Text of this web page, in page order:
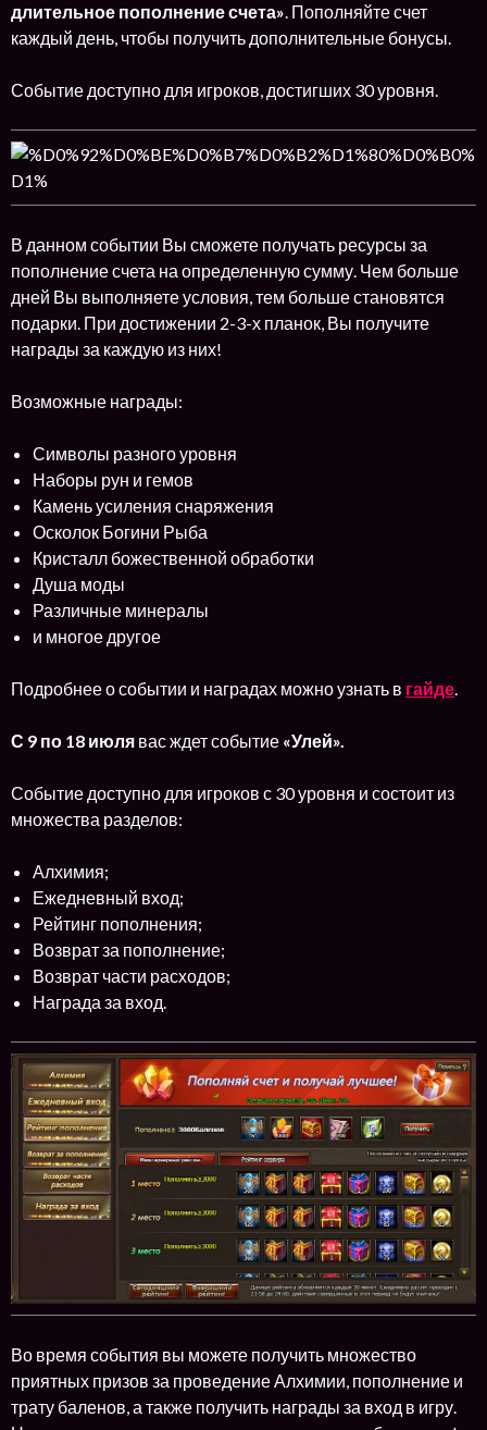
длительное пополнение счета». Пополняйте счет
каждый день, чтобы получить дополнительные бонусы.
Событие доступно для игроков, достигших 30 уровня.
В данном событии Вы сможете получать ресурсы за
пополнение счета на определенную сумму. Чем больше
дней Вы выполняете условия, тем больше становятся
подарки. При достижении 2-3-х планок, Вы получите
награды за каждую из них!
Возможные награды:
Символы разного уровня
Наборы рун и гемов
Камень усиления снаряжения
Осколок Богини Рыба
Кристалл божественной обработки
Душа моды
Различные минералы
и многое другое
Подробнее о событии и наградах можно узнать в гайде.
С 9 по 18 июля вас ждет событие «Улей».
Событие доступно для игроков с 30 уровня и состоит из
множества разделов:
Алхимия;
Ежедневный вход;
Рейтинг пополнения;
Возврат за пополнение;
Возврат части расходов;
Награда за вход.
Во время события вы можете получить множество
приятных призов за проведение Алхимии, пополнение и
трату баленов, а также получить награды за вход в игру.